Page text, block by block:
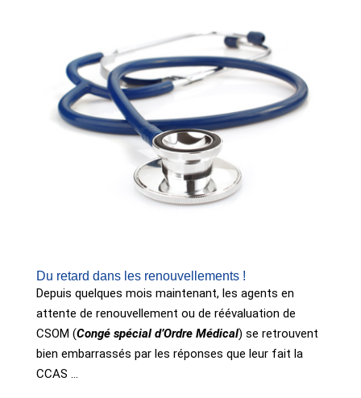
Du retard dans les renouvellements !
Depuis quelques mois maintenant, les agents en
attente de renouvellement ou de réévaluation de
CSOM (Congé spécial d’Ordre Médical) se retrouvent
bien embarrassés par les réponses que leur fait la
CCAS …